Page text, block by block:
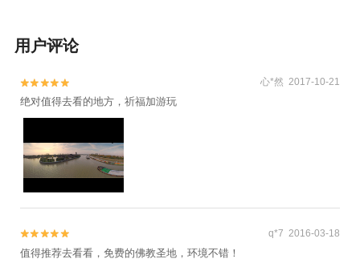
+朴园+宁国寺+宝应革命烈士纪念馆+宝应博物
秀山大明寺+高邮奎楼+周恩来少年读书旧址+高
邮湖+扬州八怪纪念馆+春江花月夜唯美扬州+扬
州天乐湖嬉乐谷-已下线+扬州清池温泉+扬州海
浪谷水上乐园+扬州红星赛车场+扬州东方高尔夫
+扬州太阳岛高尔夫球场+扬州大剧院+扬州芍药
园+扬州古运河游览+扬州京华维景酒店+扬州水
赛马场+扬州东关街历史文化街+瘦西湖游船+扬
州天乐湖嬉乐谷+同兴当铺+高邮湖滩郊野公园
用户评论

 心*然 2017-10-21
绝对值得去看的地方，祈福加游玩

 q*7 2016-03-18
值得推荐去看看，免费的佛教圣地，环境不错！